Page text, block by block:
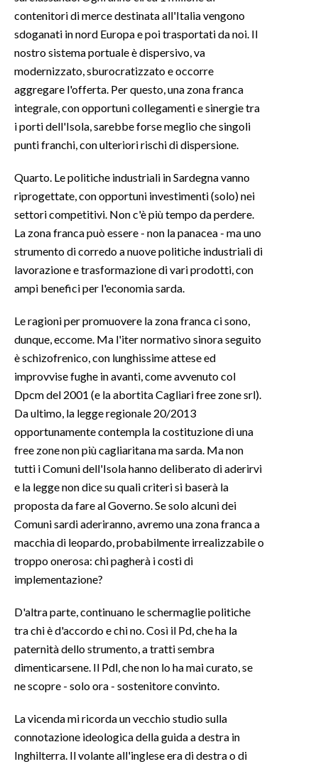
contenitori di merce destinata all'Italia vengono
sdoganati in nord Europa e poi trasportati da noi. Il
nostro sistema portuale è dispersivo, va
modernizzato, sburocratizzato e occorre
aggregare l'offerta. Per questo, una zona franca
integrale, con opportuni collegamenti e sinergie tra
i porti dell'Isola, sarebbe forse meglio che singoli
punti franchi, con ulteriori rischi di dispersione.
Quarto. Le politiche industriali in Sardegna vanno
riprogettate, con opportuni investimenti (solo) nei
settori competitivi. Non c'è più tempo da perdere.
La zona franca può essere - non la panacea - ma uno
strumento di corredo a nuove politiche industriali di
lavorazione e trasformazione di vari prodotti, con
ampi benefici per l'economia sarda.
Le ragioni per promuovere la zona franca ci sono,
dunque, eccome. Ma l'iter normativo sinora seguito
è schizofrenico, con lunghissime attese ed
improvvise fughe in avanti, come avvenuto col
Dpcm del 2001 (e la abortita Cagliari free zone srl).
Da ultimo, la legge regionale 20/2013
opportunamente contempla la costituzione di una
free zone non più cagliaritana ma sarda. Ma non
tutti i Comuni dell'Isola hanno deliberato di aderirvi
e la legge non dice su quali criteri si baserà la
proposta da fare al Governo. Se solo alcuni dei
Comuni sardi aderiranno, avremo una zona franca a
macchia di leopardo, probabilmente irrealizzabile o
troppo onerosa: chi pagherà i costi di
implementazione?
D'altra parte, continuano le schermaglie politiche
tra chi è d'accordo e chi no. Così il Pd, che ha la
paternità dello strumento, a tratti sembra
dimenticarsene. Il Pdl, che non lo ha mai curato, se
ne scopre - solo ora - sostenitore convinto.
La vicenda mi ricorda un vecchio studio sulla
connotazione ideologica della guida a destra in
Inghilterra. Il volante all'inglese era di destra o di